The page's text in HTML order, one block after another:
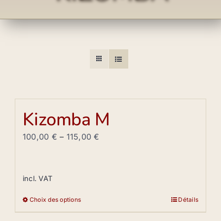
Kizomba M
100,00 € – 115,00€
incl. VAT
Choix des optionsCe
produit
Détails